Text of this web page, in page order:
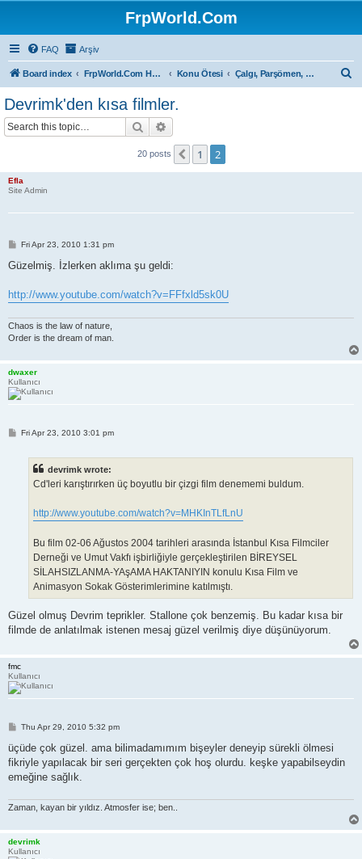
FrpWorld.Com
FAQ Arşiv
Board index FrpWorld.Com Hakkında Konu Ötesi Çalgı, Parşömen, Sahne...
Devrimk'den kısa filmler.
Search
20 posts Previous
1 2
Efla
Site Admin
P
s
Fri Apr 23, 2010 1:31 pm
Güzelmiş. İzlerken aklıma şu geldi:
http://www.youtube.com/watch?v=FFfxld5sk0U
Chaos is the law of nature,
Order is the dream of man.
dwaxer
Kullanıcı
PFri Apr 23, 2010 3:01 pm
devrimk wrote:
Cd'leri karıştırırken üç boyutlu bir çizgi film denememi buldum.
http://www.youtube.com/watch?v=MHKInTLfLnU
Bu film 02-06 Ağustos 2004 tarihleri arasında İstanbul Kısa Filmciler
Derneği ve Umut Vakfı işbirliğiyle gerçekleştirilen BİREYSEL
SİLAHSIZLANMA-YAşAMA HAKTANIYIN konulu Kısa Film ve
Animasyon Sokak Gösterimlerimine katılmıştı.
Güzel olmuş Devrim teprikler. Stallone çok benzemiş. Bu kadar kısa bir
filmde de anlatılmak istenen mesaj güzel verilmiş diye düşünüyorum.
fmc
Kullanıcı
P
s
t
Thu Apr 29, 2010 5:32 pm
üçüde çok güzel. ama bilimadamımım bişeyler deneyip sürekli ölmesi
fikriyle yapılacak bir seri gerçekten çok hoş olurdu. keşke yapabilseydin
emeğine sağlık.
Zaman, kayan bir yıldız. Atmosfer ise; ben..
devrimk
Kullanıcı